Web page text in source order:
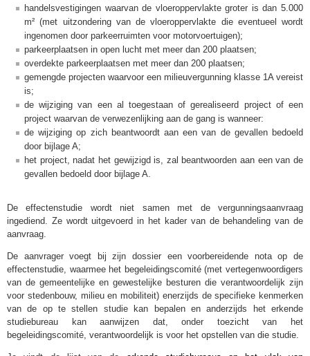
handelsvestigingen waarvan de vloeroppervlakte groter is dan 5.000
m² (met uitzondering van de vloeroppervlakte die eventueel wordt
ingenomen door parkeerruimten voor motorvoertuigen);
parkeerplaatsen in open lucht met meer dan 200 plaatsen;
overdekte parkeerplaatsen met meer dan 200 plaatsen;
gemengde projecten waarvoor een milieuvergunning klasse 1A vereist
is;
de wijziging van een al toegestaan of gerealiseerd project of een
project waarvan de verwezenlijking aan de gang is wanneer:
de wijziging op zich beantwoordt aan een van de gevallen bedoeld
door bijlage A;
het project, nadat het gewijzigd is, zal beantwoorden aan een van de
gevallen bedoeld door bijlage A.
De effectenstudie wordt niet samen met de vergunningsaanvraag
ingediend. Ze wordt uitgevoerd in het kader van de behandeling van de
aanvraag.
De aanvrager voegt bij zijn dossier een voorbereidende nota op de
effectenstudie, waarmee het begeleidingscomité (met vertegenwoordigers
van de gemeentelijke en gewestelijke besturen die verantwoordelijk zijn
voor stedenbouw, milieu en mobiliteit) enerzijds de specifieke kenmerken
van de op te stellen studie kan bepalen en anderzijds het erkende
studiebureau kan aanwijzen dat, onder toezicht van het
begeleidingscomité, verantwoordelijk is voor het opstellen van die studie.